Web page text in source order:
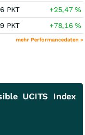
PKT +25,47%
PKT +78,16%
mehr Performancedaten »
UCITS Index